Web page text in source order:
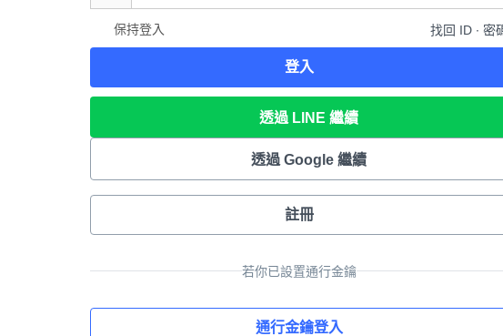
保持登入 找回 ID ∙ 密
登入
透過 LINE 繼續
透過 Google 繼續
註冊
若你已設置通行金鑰
通行金鑰登入